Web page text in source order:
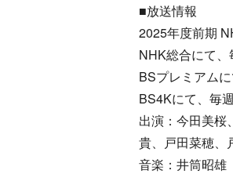
■放送情報
2025年度前期
NHK総合にて
BSプレミアム
BS4Kにて、毎
出演：今田美桜
貴、戸田菜穂、
音楽：井筒昭雄